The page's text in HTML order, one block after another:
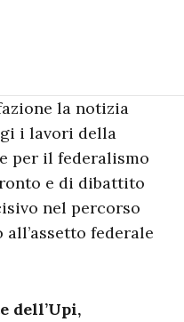
la notizia
i lavori della
per il federalismo
e di dibattito
nel percorso
federale
dell’Upi,